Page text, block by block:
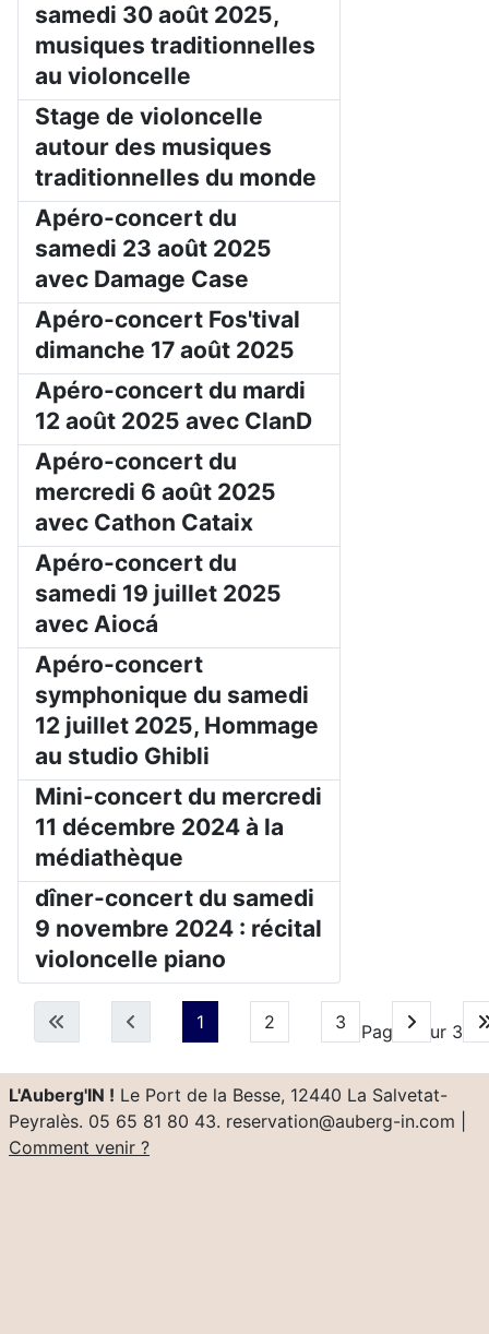
samedi 30 août 2025,
musiques traditionnelles
au violoncelle
Stage de violoncelle
autour des musiques
traditionnelles du monde
Apéro-concert du
samedi 23 août 2025
avec Damage Case
Apéro-concert Fos'tival
dimanche 17 août 2025
Apéro-concert du mardi
12 août 2025 avec ClanD
Apéro-concert du
mercredi 6 août 2025
avec Cathon Cataix
Apéro-concert du
samedi 19 juillet 2025
avec Aiocá
Apéro-concert
symphonique du samedi
12 juillet 2025, Hommage
au studio Ghibli
Mini-concert du mercredi
11 décembre 2024 à la
médiathèque
dîner-concert du samedi
9 novembre 2024 : récital
violoncelle piano
Page 1 sur 3
1 2 3
L'Auberg'IN ! Le Port de la Besse, 12440 La Salvetat-
Peyralès. 05 65 81 80 43. reservation@auberg-in.com |
Comment venir ?